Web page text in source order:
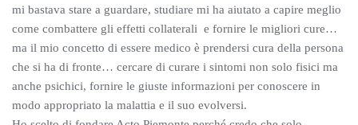
mi bastava stare a guardare, studiare mi ha aiutato a capire meglio
come combattere gli effetti collaterali e fornire le migliori cure…
ma il mio concetto di essere medico è prendersi cura della persona
che si ha di fronte… cercare di curare i sintomi non solo fisici ma
anche psichici, fornire le giuste informazioni per conoscere in
modo appropriato la malattia e il suo evolversi.